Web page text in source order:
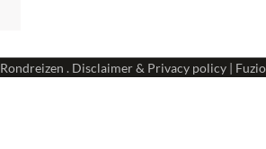
Rondreizen . Disclaimer & Privacy policy|